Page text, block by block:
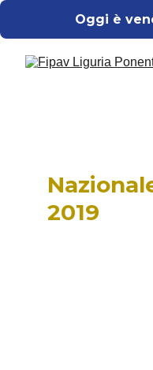
Oggi è
2019